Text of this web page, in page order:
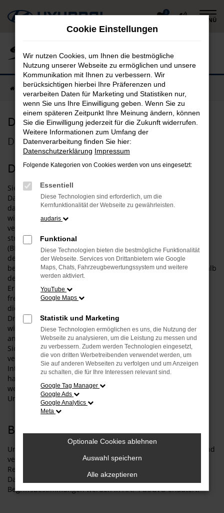
Zum
Hauptinhalt
0
MENÜ
Startseite Datenschutz
Datenschutz
Datenschutzhinweise für unsere Website
Datenschutzerklärung
Sie erhalten als Nutzer unserer Internetseite in dieser
Datenschutzerklärung alle notwendigen Informationen
darüber, wie, in welchem Umfang sowie zu welchem Zweck
wir oder Drittanbieter Daten von Ihnen erheben und diese
verwenden. Die Erhebung und Nutzung Ihrer Daten erfolgt
streng nach den Vorgaben des Bundesdatenschutzgesetzes
(BDSG) und des Telemediengesetzes (TMG). Wir fühlen uns
der Vertraulichkeit Ihrer personenbezogenen Daten
besonders verpflichtet und arbeiten deshalb streng innerhalb
der Grenzen, die die gesetzlichen Vorgaben uns setzen. Die
Erhebung dieser personenbezogenen Daten erfolgt auf
freiwilliger Basis, wenn uns das möglich ist. Auch geben wir
diese Daten nur mit Ihrer ausdrücklichen Zustimmung an
Dritte weiter. Wir sorgen bei besonders vertraulichen Daten
wie im Zahlungsverkehr oder im Hinblick auf Ihre Anfragen
an uns durch Einsatz einer SSL-Verschlüsselung für hohe
Sicherheit. Wir möchten es aber an dieser Stelle nicht
versäumen, auf die allgemeinen Gefahren der
Internetnutzung hinzuweisen, auf die wir keinen Einfluss
haben. Besonders im E-Mail-Verkehr sind Ihre Daten ohne
weitere Vorkehrungen nicht sicher und können unter
Umständen von Dritten erfasst werden.
Begriffsbestimmungen
Unsere Datenschutzerklärung soll für jedermann einfach und
verständlich sein. Die Datenschutzerklärung nutzt in der
Regel die offiziellen Begriffe der
Datenschutzgrundverordnung (DSGVO). Die offiziellen
Begriffsbestimmungen werden in Art. 4 DSGVO erläutert.
Cookie Einstellungen
Wir nutzen Cookies, um Ihnen die bestmögliche
Nutzung unserer Webseite zu ermöglichen und unsere
Kommunikation mit Ihnen zu verbessern. Wir
berücksichtigen hierbei Ihre Präferenzen und
verarbeiten Daten für Marketing und Statistiken nur,
wenn Sie uns Ihre Einwilligung geben. Wenn Sie zu
einem späteren Zeitpunkt Ihre Meinung ändern, können
Sie die Einwilligung jederzeit für die Zukunft widerrufen.
Weitere Informationen zum Umfang der
Datenverarbeitung finden Sie hier:
Datenschutzerklärung Impressum
Folgende Kategorien von Cookies werden von uns eingesetzt:
Essentiell
Diese Technologien sind erforderlich, um die
Kernfunktionalität der Webseite zu gewährleisten.
audaris
Funktional
Diese Technologien bieten die bestmögliche Funktionalität
der Webseite. Services von Drittanbietern wie Google
Maps, Chats, Fahrzeugbewertungssystem und weitere
werden aktiviert.
YouTube
Google Maps
Statistik und Marketing
Diese Technologien ermöglichen es uns, die Nutzung der
Webseite zu analysieren, um die Leistung zu messen und
zu verbessern. Zudem werden Technologien eingesetzt,
die von dritten Werbetreibenden verwendet werden, um
Sie auf anderen Webseiten zu verfolgen und um Anzeigen
zu schalten, die für Ihre Interessen relevant sind.
Google Tag Manager
Google Ads
Google Analytics
Meta
Optionale Cookies ablehnen
Auswahl speichern
Alle akzeptieren